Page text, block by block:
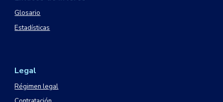
Glosario
Estadísticas
Legal
Régimen legal